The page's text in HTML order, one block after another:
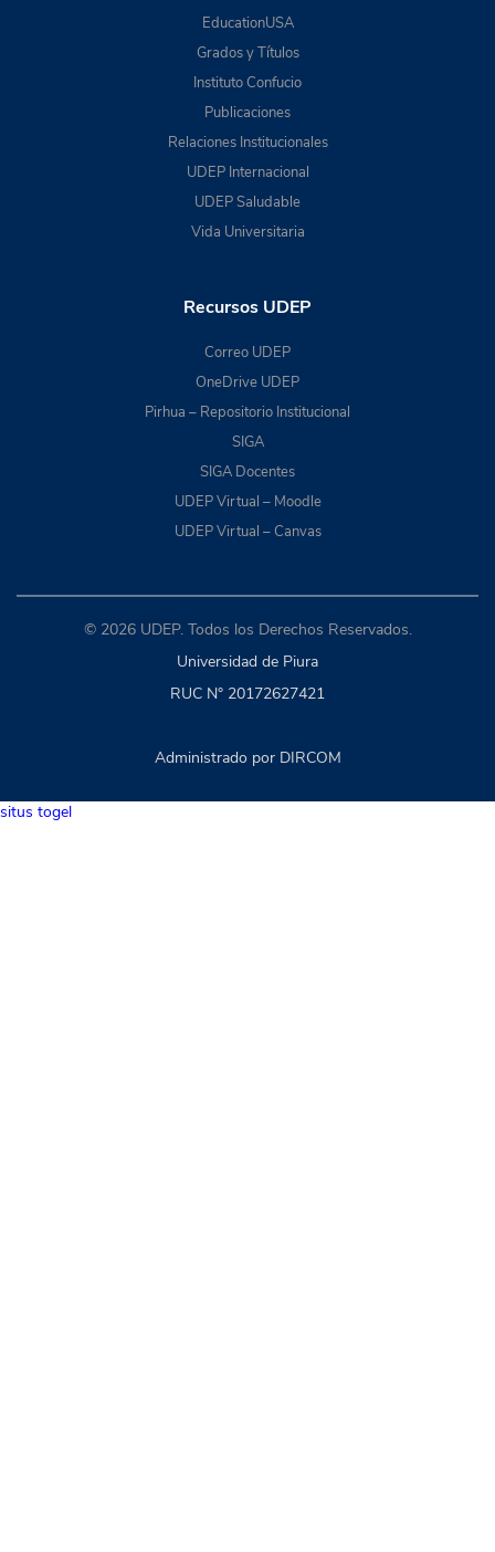
EducationUSA
Grados y Títulos
Instituto Confucio
Publicaciones
Relaciones Institucionales
UDEP Internacional
UDEP Saludable
Vida Universitaria
Recursos UDEP
Correo UDEP
OneDrive UDEP
Pirhua – Repositorio Institucional
SIGA
SIGA Docentes
UDEP Virtual – Moodle
UDEP Virtual – Canvas
© 2026 UDEP. Todos los Derechos Reservados.
Universidad de Piura
RUC N° 20172627421
Administrado por DIRCOM
situs togel